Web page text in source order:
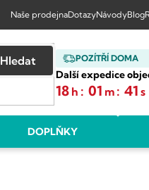
Naše prodejnaDotazyNávodyBlog
POZÍTŘÍ DOMA
Další expedice
18 h : 01 m : 40s
Hledat
DOPLŇKY